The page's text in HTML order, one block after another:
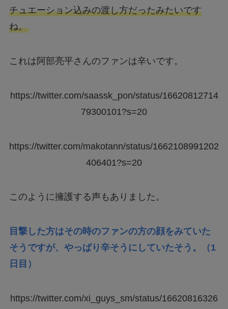
チュエーション込みの渡し方だったみたいです
ね。
これは阿部亮平さんのファンは辛いです。
https://twitter.com/saassk_pon/status/16620812714
79300101?s=20
https://twitter.com/makotann/status/1662108991202
406401?s=20
このように擁護する声もありました。
目撃した方はその時のファンの方の顔をみていた
そうですが、やっぱり辛そうにしていたそう。（1
日目）
https://twitter.com/xi_guys_sm/status/16620816326